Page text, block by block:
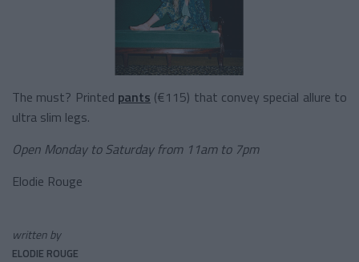
The must? Printed pants (€115) that convey special allure to
ultra slim legs.
Open Monday to Saturday from 11am to 7pm
Elodie Rouge
written by
ELODIE ROUGE